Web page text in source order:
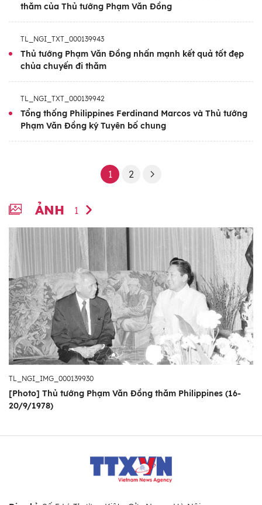
thăm của Thủ tướng Phạm Văn Đồng
TL_NGI_TXT_000139943
Thủ tướng Phạm Văn Đồng nhấn mạnh kết quả tốt đẹp
chủa chuyến đi thăm
TL_NGI_TXT_000139942
Tổng thống Philippines Ferdinand Marcos và Thủ tướng
Phạm Văn Đồng ký Tuyên bố chung
1 2
ẢNH 1
TL_NGI_IMG_000139930
[Photo] Thủ tướng Phạm Văn Đồng thăm Philippines (16-
20/9/1978)